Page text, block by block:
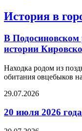
История в
В Подосиновском
истории
Находка родом из
обитания овцебыков
29.07.2026
20 июля 2026